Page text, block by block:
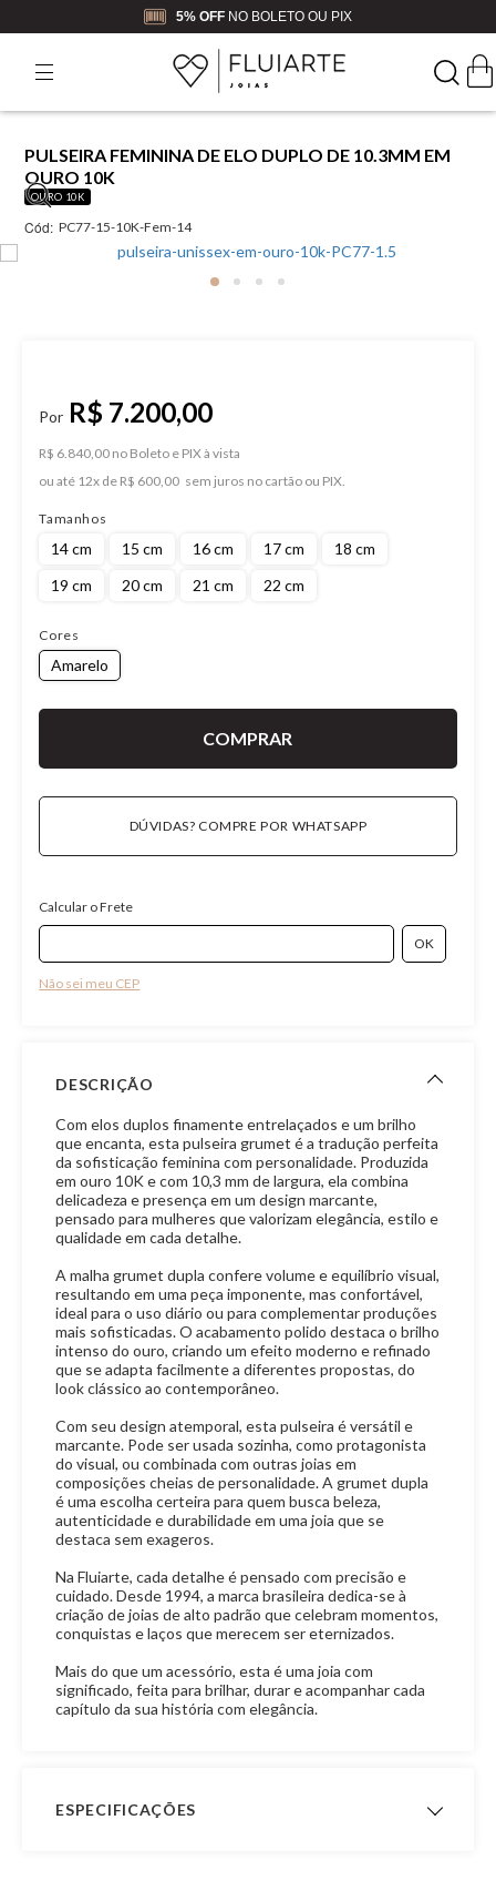
5% OFF NO BOLETO OU PIX
PULSEIRA FEMININA DE ELO DUPLO DE 10.3MM EM
OURO 10K
OURO 10K
Cód: PC77-15-10K-Fem-14
R$ 7.200,00
R$ 6.840,00 no Boleto e PIX
ou
12x de R$ 600,00
Tamanhos
14 cm 15 cm 16 cm 17 cm
18 cm
19 cm
20 cm 21 cm 22 cm
Cores
Amarelo
DÚVIDAS? COMPRE POR WHATSAPP
Calcular o Frete
Não sei meu CEP
DESCRIÇÃO
Com elos duplos finamente entrelaçados e um brilho
que encanta, esta pulseira grumet é a tradução perfeita
da sofisticação feminina com personalidade. Produzida
em ouro 10K e com 10,3 mm de largura, ela combina
delicadeza e presença em um design marcante,
pensado para mulheres que valorizam elegância, estilo e
qualidade em cada detalhe.
A malha grumet dupla confere volume e equilíbrio visual,
resultando em uma peça imponente, mas confortável,
ideal para o uso diário ou para complementar produções
mais sofisticadas. O acabamento polido destaca o brilho
intenso do ouro, criando um efeito moderno e refinado
que se adapta facilmente a diferentes propostas, do
look clássico ao contemporâneo.
Com seu design atemporal, esta pulseira é versátil e
marcante. Pode ser usada sozinha, como protagonista
do visual, ou combinada com outras joias em
composições cheias de personalidade. A grumet dupla
é uma escolha certeira para quem busca beleza,
autenticidade e durabilidade em uma joia que se
destaca sem exageros.
Na Fluiarte, cada detalhe é pensado com precisão e
cuidado. Desde 1994, a marca brasileira dedica-se à
criação de joias de alto padrão que celebram momentos,
conquistas e laços que merecem ser eternizados.
Mais do que um acessório, esta é uma joia com
significado, feita para brilhar, durar e acompanhar cada
capítulo da sua história com elegância.
ESPECIFICAÇÕES